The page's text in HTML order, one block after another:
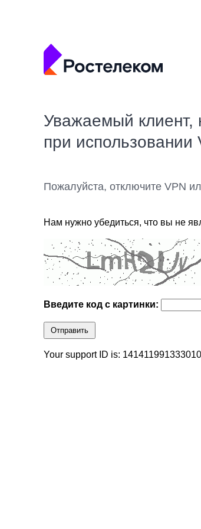
Уважаемый клиент,
при использовании
Пожалуйста, отключите VPN
Нам нужно убедиться, что вы не
Введите код с картинки:
Отправить
Your support ID is: